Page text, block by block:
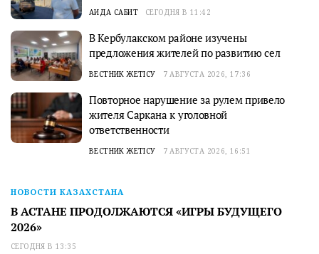
АИДА САБИТ СЕГОДНЯ В 11:42
В Кербулакском районе изучены
предложения жителей по развитию сел
ВЕСТНИК ЖЕТІСУ 7 АВГУСТА 2026, 17:36
Повторное нарушение за рулем привело
жителя Саркана к уголовной
ответственности
ВЕСТНИК ЖЕТІСУ 7 АВГУСТА 2026, 16:51
НОВОСТИ КАЗАХСТАНА
В АСТАНЕ ПРОДОЛЖАЮТСЯ «ИГРЫ БУДУЩЕГО
2026»
СЕГОДНЯ В 13:35